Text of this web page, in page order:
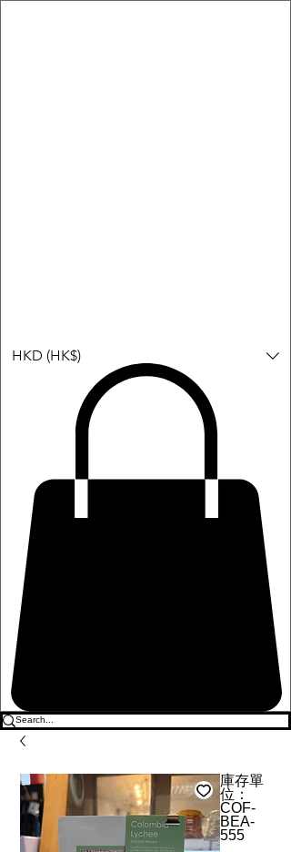
HKD (HK$)
庫存單
位：
COF-
BEA-
555